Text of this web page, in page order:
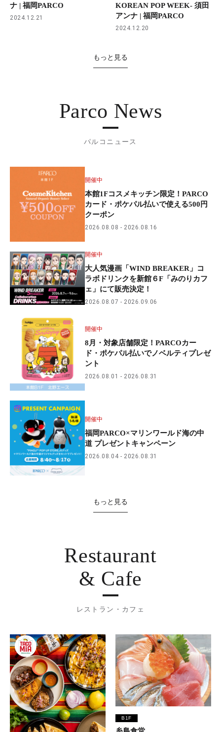
ナ | 福岡PARCO
2024.12.21
KOREAN POP WEEK- 須田
アンナ | 福岡PARCO
2024.12.20
もっと見る
Parco News
パルコニュース
開催中
本館1Fコスメキッチン限定！PARCO
カード・ポケパル払いで使える500円
クーポン
2026.08.08 2026.08.16
開催中
大人気漫画「WIND BREAKER」コ
ラボドリンクを新館６F「みのりカフ
ェ」にて販売決定！
2026.08.07 2026.09.06
開催中
8月・対象店舗限定！PARCOカー
ド・ポケパル払いでノベルティプレゼ
ント
2026.08.01 2026.08.31
開催中
福岡PARCO×マリンワールド海の中
道 プレゼントキャンペーン
2026.08.04 2026.08.31
もっと見る
Restaurant
& Cafe
レストラン・カフェ
B1F